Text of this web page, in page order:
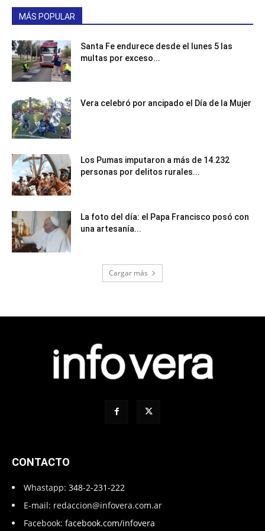
MÁS POPULAR
Santa Fe endurece desde el lunes 5 las
multas por exceso...
Vera celebró por ancipado el Día de la Mujer
Los Pumas imputaron a más de 14.232
personas por delitos rurales...
La foto del día: el Papa Francisco posó con
una artesanía...
Cargar más
CONTACTO
Whastapp: 348-2-231-222
E-mail: redaccion@infovera.com.ar
Facebook: facebook.com/infovera